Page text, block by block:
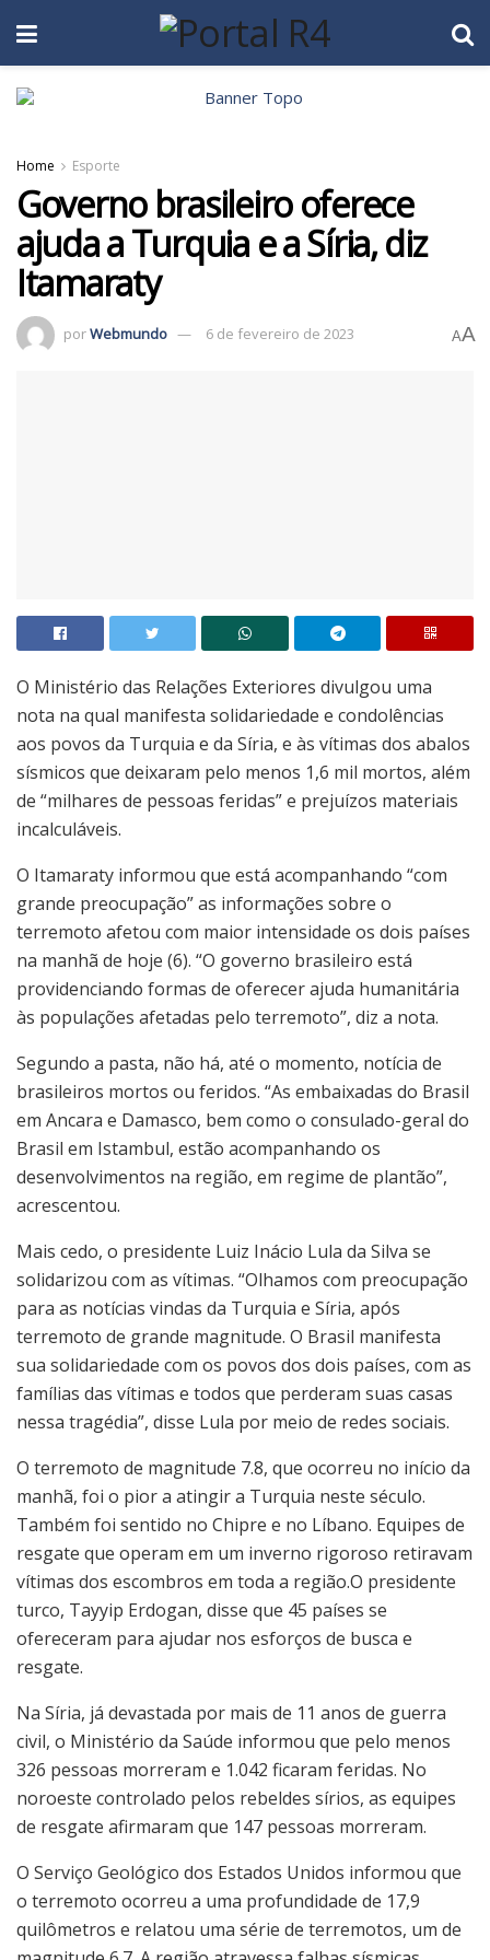
Home Esporte
Governo brasileiro oferece
ajuda a Turquia e a Síria, diz
Itamaraty
porWebmundo 6 de fevereiro de 2023 AA
O Ministério das Relações Exteriores divulgou uma
nota na qual manifesta solidariedade e condolências
aos povos da Turquia e da Síria, e às vítimas dos abalos
sísmicos que deixaram pelo menos 1,6 mil mortos, além
de “milhares de pessoas feridas” e prejuízos materiais
incalculáveis.
O Itamaraty informou que está acompanhando “com
grande preocupação” as informações sobre o
terremoto afetou com maior intensidade os dois países
na manhã de hoje (6). “O governo brasileiro está
providenciando formas de oferecer ajuda humanitária
às populações afetadas pelo terremoto”, diz a nota.
Segundo a pasta, não há, até o momento, notícia de
brasileiros mortos ou feridos. “As embaixadas do Brasil
em Ancara e Damasco, bem como o consulado-geral do
Brasil em Istambul, estão acompanhando os
desenvolvimentos na região, em regime de plantão”,
acrescentou.
Mais cedo, o presidente Luiz Inácio Lula da Silva se
solidarizou com as vítimas. “Olhamos com preocupação
para as notícias vindas da Turquia e Síria, após
terremoto de grande magnitude. O Brasil manifesta
sua solidariedade com os povos dos dois países, com as
famílias das vítimas e todos que perderam suas casas
nessa tragédia”, disse Lula por meio de redes sociais.
O terremoto de magnitude 7.8, que ocorreu no início da
manhã, foi o pior a atingir a Turquia neste século.
Também foi sentido no Chipre e no Líbano. Equipes de
resgate que operam em um inverno rigoroso retiravam
vítimas dos escombros em toda a região.O presidente
turco, Tayyip Erdogan, disse que 45 países se
ofereceram para ajudar nos esforços de busca e
resgate.
Na Síria, já devastada por mais de 11 anos de guerra
civil, o Ministério da Saúde informou que pelo menos
326 pessoas morreram e 1.042 ficaram feridas. No
noroeste controlado pelos rebeldes sírios, as equipes
de resgate afirmaram que 147 pessoas morreram.
O Serviço Geológico dos Estados Unidos informou que
o terremoto ocorreu a uma profundidade de 17,9
quilômetros e relatou uma série de terremotos, um de